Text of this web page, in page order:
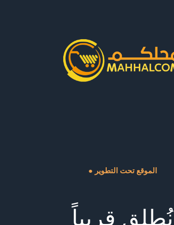
● الموقع تحت التطوير
نُطلق قريباً